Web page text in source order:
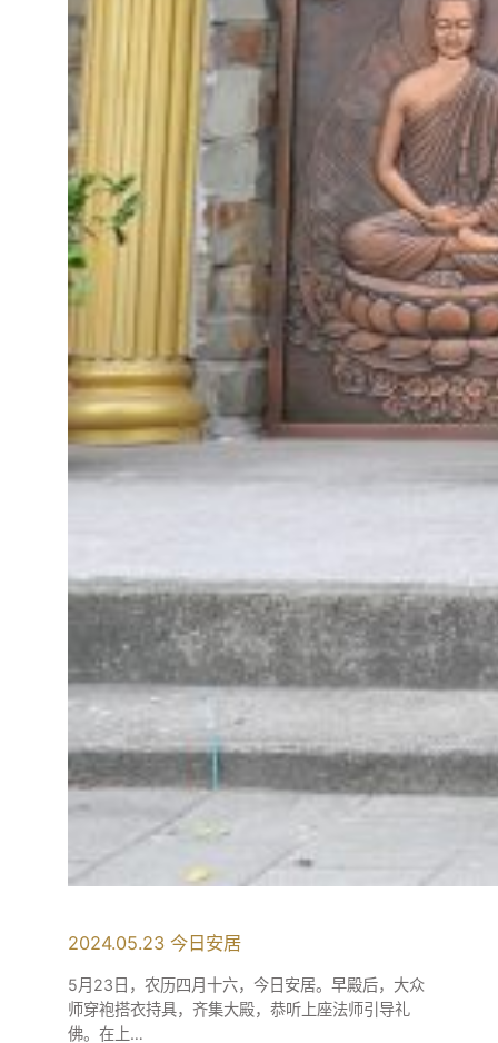
2024.05.23 今日安居
5月23日，农历四月十六，今日安居。早殿后，大众
师穿袍搭衣持具，齐集大殿，恭听上座法师引导礼
佛。在上…